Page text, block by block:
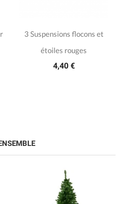
3 Suspensions flocons et
étoiles rouges
4,40 €